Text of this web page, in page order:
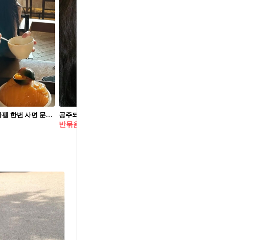
실물파 주얼리💎반클리프 아펠 한번 사면 문신템이 될 @반클리프 주얼리✨
반묶음